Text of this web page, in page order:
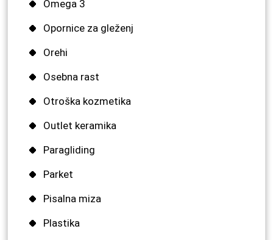
Omega 3
Opornice za gleženj
Orehi
Osebna rast
Otroška kozmetika
Outlet keramika
Paragliding
Parket
Pisalna miza
Plastika